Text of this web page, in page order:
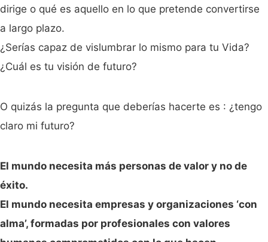
dirige o qué es aquello en lo que pretende convertirse
a largo plazo.
¿Serías capaz de vislumbrar lo mismo para tu Vida?
¿Cuál es tu visión de futuro?
O quizás la pregunta que deberías hacerte es : ¿tengo
claro mi futuro?
El mundo necesita más personas de valor y no de
éxito.
El mundo necesita empresas y organizaciones ‘con
alma’, formadas por profesionales con valores